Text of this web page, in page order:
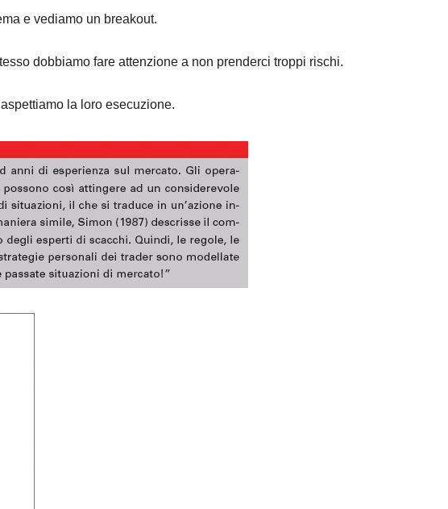
e vediamo un breakout.
dobbiamo fare attenzione a non prenderci troppi rischi.
la loro esecuzione.